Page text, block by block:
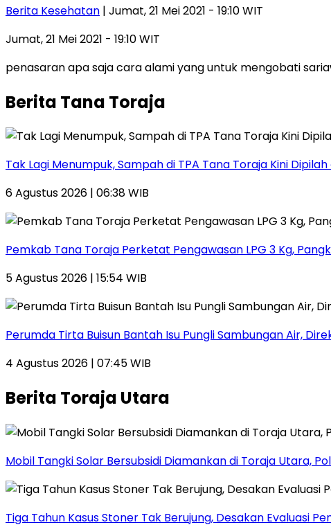
Berita Kesehatan | Jumat, 21 Mei 2021 - 19:10 WIT
Jumat, 21 Mei 2021 - 19:10 WIT
penasaran apa saja cara alami yang untuk mengobati
Berita Tana Toraja
Tak Lagi Menumpuk, Sampah di TPA Tana Toraja Kini
6 Agustus 2026 | 06:38 WIB
Pemkab Tana Toraja Perketat Pengawasan LPG 3 Kg,
5 Agustus 2026 | 15:54 WIB
Perumda Tirta Buisun Bantah Isu Pungli Sambungan Air,
4 Agustus 2026 | 07:45 WIB
Berita Toraja Utara
Mobil Tangki Solar Bersubsidi Diamankan di Toraja Utara,
Tiga Tahun Kasus Stoner Tak Berujung, Desakan Evaluasi